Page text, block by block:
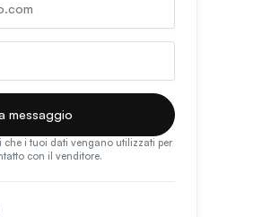
messaggio
che i tuoi dati vengano utilizzati per
con il venditore.